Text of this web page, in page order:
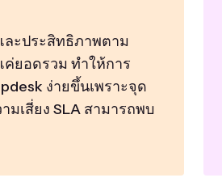
ะประสิทธิภาพตาม
ยอดรวม ทำให้การ
ง่ายขึ้นเพราะจุด
มเสี่ยง SLA สามารถพบ